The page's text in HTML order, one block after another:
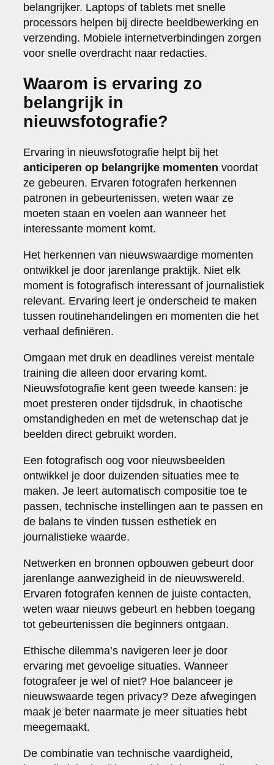
belangrijker. Laptops of tablets met snelle
processors helpen bij directe beeldbewerking en
verzending. Mobiele internetverbindingen zorgen
voor snelle overdracht naar redacties.
Waarom is ervaring zo
belangrijk in
nieuwsfotografie?
Ervaring in nieuwsfotografie helpt bij het
anticiperen op belangrijke momenten voordat
ze gebeuren. Ervaren fotografen herkennen
patronen in gebeurtenissen, weten waar ze
moeten staan en voelen aan wanneer het
interessante moment komt.
Het herkennen van nieuwswaardige momenten
ontwikkel je door jarenlange praktijk. Niet elk
moment is fotografisch interessant of journalistiek
relevant. Ervaring leert je onderscheid te maken
tussen routinehandelingen en momenten die het
verhaal definiëren.
Omgaan met druk en deadlines vereist mentale
training die alleen door ervaring komt.
Nieuwsfotografie kent geen tweede kansen: je
moet presteren onder tijdsdruk, in chaotische
omstandigheden en met de wetenschap dat je
beelden direct gebruikt worden.
Een fotografisch oog voor nieuwsbeelden
ontwikkel je door duizenden situaties mee te
maken. Je leert automatisch compositie toe te
passen, technische instellingen aan te passen en
de balans te vinden tussen esthetiek en
journalistieke waarde.
Netwerken en bronnen opbouwen gebeurt door
jarenlange aanwezigheid in de nieuwswereld.
Ervaren fotografen kennen de juiste contacten,
weten waar nieuws gebeurt en hebben toegang
tot gebeurtenissen die beginners ontgaan.
Ethische dilemma’s navigeren leer je door
ervaring met gevoelige situaties. Wanneer
fotografeer je wel of niet? Hoe balanceer je
nieuwswaarde tegen privacy? Deze afwegingen
maak je beter naarmate je meer situaties hebt
meegemaakt.
De combinatie van technische vaardigheid,